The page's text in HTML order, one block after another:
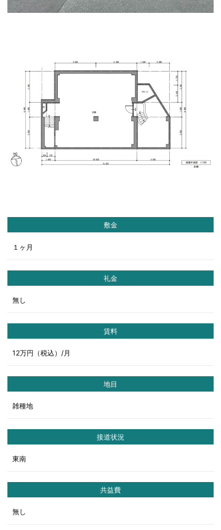
敷金
１ヶ月
礼金
無し
賃料
12万円（税込）/月
地目
雑種地
接道状況
東南
共益費
無し